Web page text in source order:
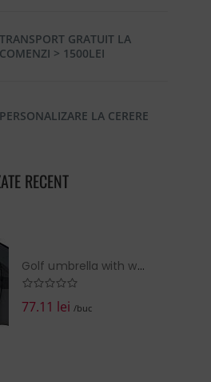
TRANSPORT GRATUIT LA
COMENZI > 1500LEI
PERSONALIZARE LA CERERE
RECENT
Golf umbrella with windscreen
77.11 lei/buc